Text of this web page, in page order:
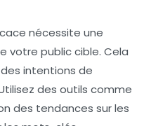
nécessite une
votre public cible. Cela
intentions de
des outils comme
des tendances sur les